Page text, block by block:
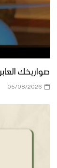
صواريخك
05/08/2026